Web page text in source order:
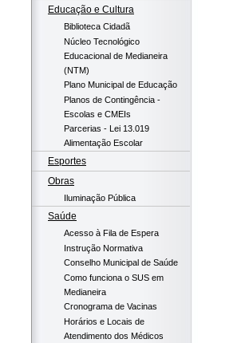
Educação e Cultura
Biblioteca Cidadã
Núcleo Tecnológico
Educacional de Medianeira
(NTM)
Plano Municipal de Educação
Planos de Contingência -
Escolas e CMEIs
Parcerias - Lei 13.019
Alimentação Escolar
Esportes
Obras
Iluminação Pública
Saúde
Acesso à Fila de Espera
Instrução Normativa
Conselho Municipal de Saúde
Como funciona o SUS em
Medianeira
Cronograma de Vacinas
Horários e Locais de
Atendimento dos Médicos